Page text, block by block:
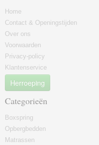
Home
Contact & Openingstijden
Over ons
Voorwaarden
Privacy-policy
Klantenservice
Herroeping
Categorieën
Boxspring
Opbergbedden
Matrassen